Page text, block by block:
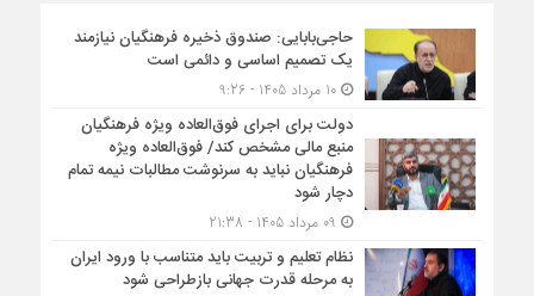
حاجی‌بابایی: صندوق ذخیره فرهنگیان نیازمند
یک تصمیم اساسی و دائمی است
10 مرداد 1405 - 9:26
دولت برای اجرای فوق‌العاده ویژه فرهنگیان
منبع مالی مشخص کند/ فوق‌العاده ویژه
فرهنگیان نباید به سرنوشت مطالبات نیمه‌ تمام
دچار شود
نظام تعلیم و تربیت باید متناسب با ورود ایران
به مرحله قدرت جهانی بازطراحی شود